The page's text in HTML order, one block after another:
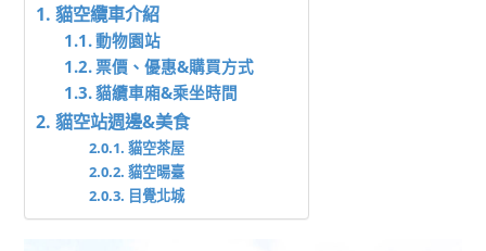
貓空纜車介紹
動物園站
票價、優惠&購買方式
貓纜車廂&乘坐時間
貓空站週邊&美食
貓空茶屋
貓空暘臺
目覺北城